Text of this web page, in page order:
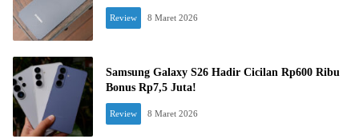
Review 8 Maret 2026
Samsung Galaxy S26 Hadir Cicilan Rp600 Ribu
Bonus Rp7,5 Juta!
Review 8 Maret 2026